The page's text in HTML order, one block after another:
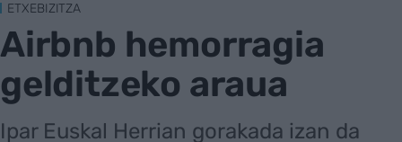
ETXEBIZITZA
Airbnb hemorragia
gelditzeko araua
Ipar Euskal Herrian gorakada izan da